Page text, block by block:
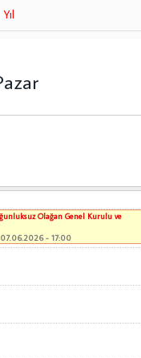
Yıl
Olağan Genel Kurulu ve
07.06.2026 - 17:00